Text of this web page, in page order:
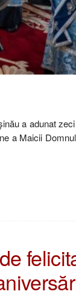
a adunat
a Maicii